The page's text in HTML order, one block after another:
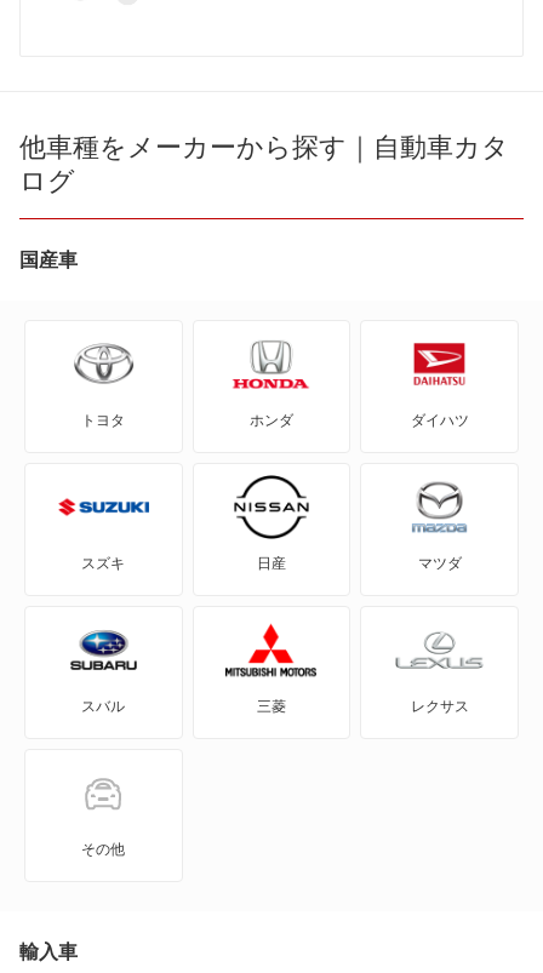
他車種をメーカーから探す｜自動車カタ
ログ
国産車
トヨタ ホンダ ダイハツ
スズキ 日産 マツダ
スバル 三菱 レクサス
その他
輸入車